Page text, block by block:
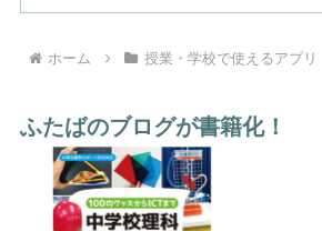
ホーム 授業・学校で使えるアプリ
ふたばのブログが書籍化！